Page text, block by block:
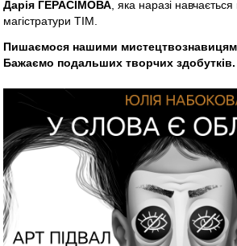
Дарія ГЕРАСІМОВА, яка наразі
магістратури ТІМ.
Пишаємося нашими
Бажаємо подальших творчих здобутків.